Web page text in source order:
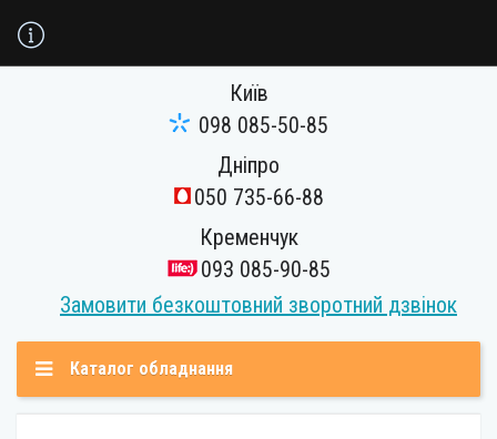
Київ
098 085-50-85
Дніпро
050 735-66-88
Кременчук
093 085-90-85
Замовити безкоштовний зворотний дзвінок
Каталог обладнання